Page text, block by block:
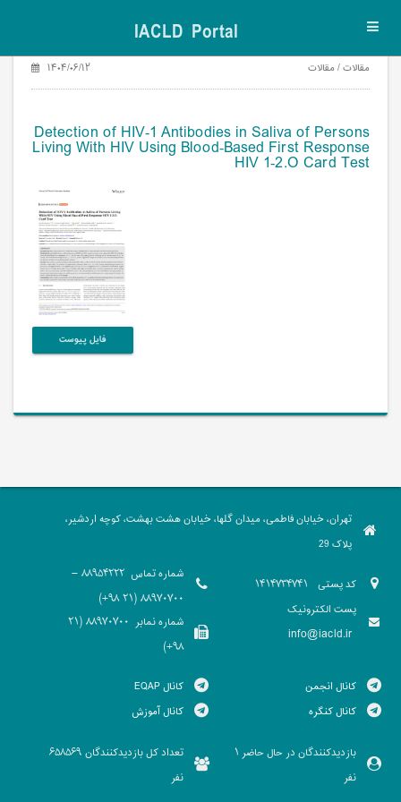
IACLD Portal
مقالات / مقالات ۱۴۰۴/۰۶/۱۲
Detection of HIV‐1 Antibodies in Saliva of Persons
Living With HIV Using Blood‐Based First Response
HIV 1‐2.O Card Test
فایل پیوست
تهران، خیابان فاطمی، میدان گلها، خیابان هشت بهشت، کوچه اردشیر،
پلاک 29
کد پستی
پست الکترونیک
info@iacld.ir
شماره تماس
88954222 -
88970700 (21 98+)
شماره نمابر
88970700 (21
98+)
کانال انجمن
کانال کنگره
کانال EQAP
کانال آموزش
بازدیدکنندگان در حال حاضر 1
نفر
تعداد کل بازدیدکنندگان 658569
نفر